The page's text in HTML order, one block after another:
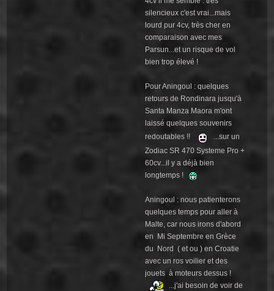
silencieux c'est vrai...mais
lourd pur 4cv, très cher en
comparaison avec mes
Parsun...et un risque de vol
bien trop élevé !
Pour Aningoul : quelques
retours de Rondinara jusqu'à
Santa Manza Maora m'ont
laissé quelques souvenirs
redoutables !!
...sur un
Zodiac SR 470 Systeme Pro +
60cv...il y a déjà bien
longtemps !
Aningoul : nous patienterons
quelques temps pour aller à
Malte, car nous irons d'abord
en Mi Septembre en Grèce
du Nord ( et ou ) en Croatie
avec un ros voilier et des
jouets à moteurs dessus !
...j'ai besoin de voir de